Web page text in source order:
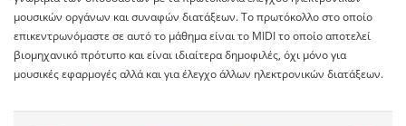
μουσικών οργάνων και συναφών διατάξεων. Το πρωτόκολλο στο οποίο
επικεντρωνόμαστε σε αυτό το μάθημα είναι το MIDI το οποίο αποτελεί
βιομηχανικό πρότυπο και είναι ιδιαίτερα δημοφιλές, όχι μόνο για
μουσικές εφαρμογές αλλά και για έλεγχο άλλων ηλεκτρονικών διατάξεων.